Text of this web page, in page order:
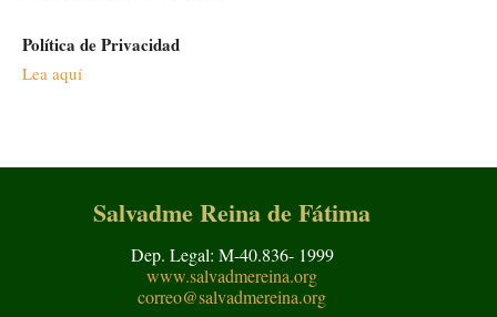
Política de Privacidad
Lea aquí
Salvadme Reina de Fátima
Dep. Legal: M-40.836- 1999
www.salvadmereina.org
correo@salvadmereina.org